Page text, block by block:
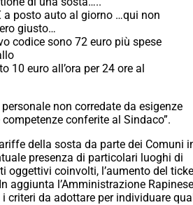
a posto auto al giorno …qui non
giusto…
codice sono 72 euro più spese
euro all’ora per 24 ore al
non corredate da esigenze
conferite al Sindaco”.
della sosta da parte dei Comuni
presenza di particolari luoghi di
oggettivi coinvolti, l’aumento del
aggiunta l’Amministrazione Rapinese
criteri da adottare per individuare